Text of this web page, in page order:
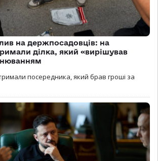
на держпосадовців: на
ділка, який «вирішував
посередника, який брав гроші за